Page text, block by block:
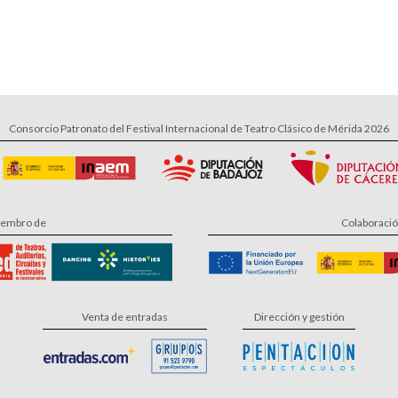
Consorcio Patronato del Festival Internacional de Teatro Clásico de Mérida 2026
de
Venta de entradas Dirección y gestión